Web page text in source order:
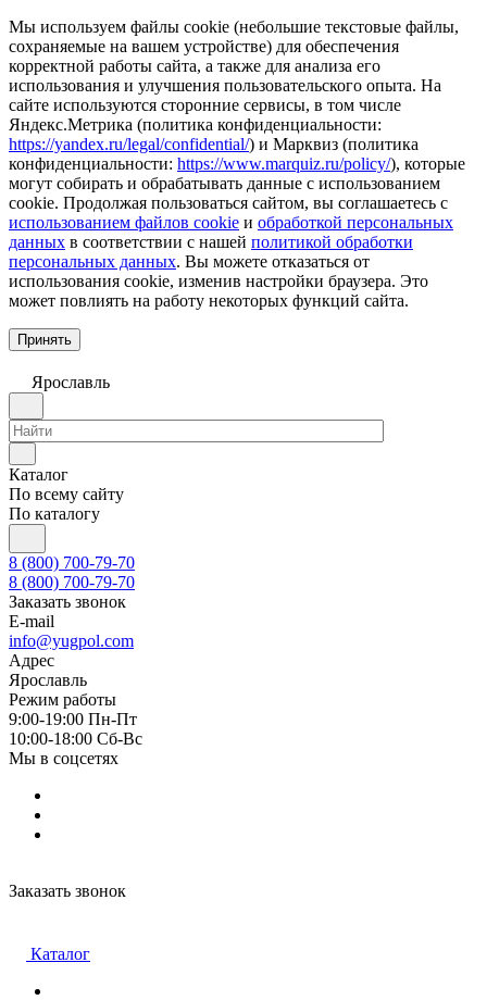
Мы используем файлы cookie (небольшие текстовые файлы,
сохраняемые на вашем устройстве) для обеспечения
корректной работы сайта, а также для анализа его
использования и улучшения пользовательского опыта. На
сайте используются сторонние сервисы, в том числе
Яндекс.Метрика (политика конфиденциальности:
https://yandex.ru/legal/confidential/) и Марквиз (политика
конфиденциальности: https://www.marquiz.ru/policy/), которые
могут собирать и обрабатывать данные с использованием
cookie. Продолжая пользоваться сайтом, вы соглашаетесь с
использованием файлов cookie и обработкой персональных
данных в соответствии с нашей политикой обработки
персональных данных. Вы можете отказаться от
использования cookie, изменив настройки браузера. Это
может повлиять на работу некоторых функций сайта.
Принять
Ярославль
Каталог
По всему сайту
По каталогу
8 (800) 700-79-70
8 (800) 700-79-70
Заказать звонок
E-mail
info@yugpol.com
Адрес
Ярославль
Режим работы
9:00-19:00 Пн-Пт
10:00-18:00 Cб-Вс
Мы в соцсетях
Заказать звонок
Каталог